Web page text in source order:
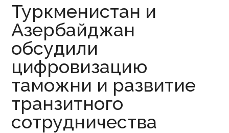
Туркменистан и
Азербайджан
обсудили
цифровизацию
таможни и развитие
транзитного
сотрудничества